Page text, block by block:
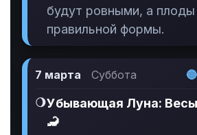
будут ровными, а
правильной формы.
7 марта Суббота
🌖Убывающая Луна:
🦂